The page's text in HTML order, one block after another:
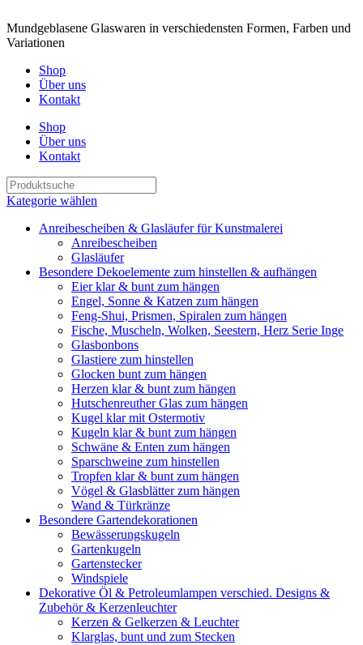
Mundgeblasene Glaswaren in verschiedensten Formen, Farben und
Variationen
Shop
Über uns
Kontakt
Shop
Über uns
Kontakt
Kategorie wählen
Anreibescheiben & Glasläufer für Kunstmalerei
Anreibescheiben
Glasläufer
Besondere Dekoelemente zum hinstellen & aufhängen
Eier klar & bunt zum hängen
Engel, Sonne & Katzen zum hängen
Feng-Shui, Prismen, Spiralen zum hängen
Fische, Muscheln, Wolken, Seestern, Herz Serie Inge
Glasbonbons
Glastiere zum hinstellen
Glocken bunt zum hängen
Herzen klar & bunt zum hängen
Hutschenreuther Glas zum hängen
Kugel klar mit Ostermotiv
Kugeln klar & bunt zum hängen
Schwäne & Enten zum hängen
Sparschweine zum hinstellen
Tropfen klar & bunt zum hängen
Vögel & Glasblätter zum hängen
Wand & Türkränze
Besondere Gartendekorationen
Bewässerungskugeln
Gartenkugeln
Gartenstecker
Windspiele
Dekorative Öl & Petroleumlampen verschied. Designs &
Zubehör & Kerzenleuchter
Kerzen & Gelkerzen & Leuchter
Klarglas, bunt und zum Stecken